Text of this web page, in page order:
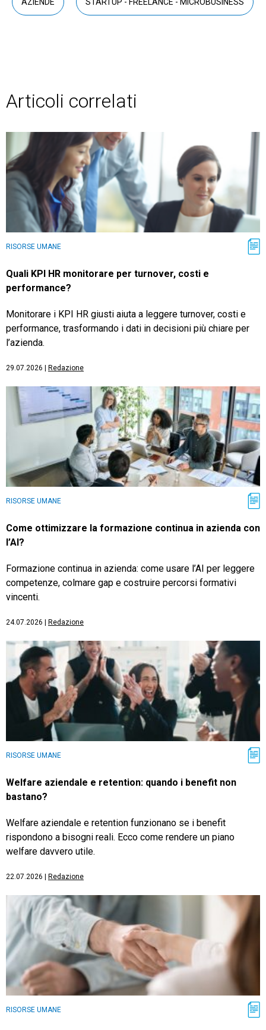
AZIENDE STARTUP - FREELANCE - MICROBUSINESS
Articoli correlati
RISORSE UMANE
Quali KPI HR monitorare per turnover, costi e
performance?
Monitorare i KPI HR giusti aiuta a leggere turnover, costi e
performance, trasformando i dati in decisioni più chiare per
l’azienda.
29.07.2026 Redazione
RISORSE UMANE
Come ottimizzare la formazione continua in azienda con
l’AI?
Formazione continua in azienda: come usare l’AI per leggere
competenze, colmare gap e costruire percorsi formativi
vincenti.
24.07.2026 Redazione
RISORSE UMANE
Welfare aziendale e retention: quando i benefit non
bastano?
Welfare aziendale e retention funzionano se i benefit
rispondono a bisogni reali. Ecco come rendere un piano
welfare davvero utile.
22.07.2026 Redazione
RISORSE UMANE